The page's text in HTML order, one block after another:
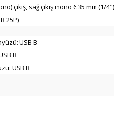
çıkış, sağ çıkış mono 6.35 mm (1/4")
25P)
USB B
B
USB B